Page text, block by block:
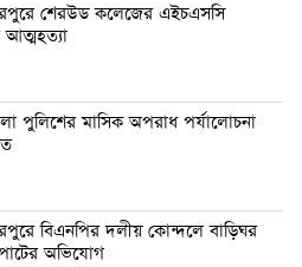
শেরউড কলেজের এইচএসসি
আত্মহত্যা
পুলিশের মাসিক অপরাধ পর্যালোচনা
বিএনপির দলীয় কোন্দলে বাড়িঘর
অভিযোগ